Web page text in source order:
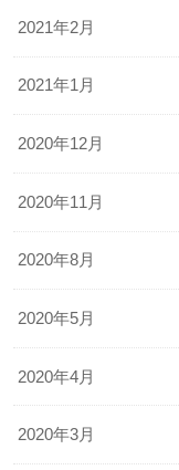
2021年2月
2021年1月
2020年12月
2020年11月
2020年8月
2020年5月
2020年4月
2020年3月